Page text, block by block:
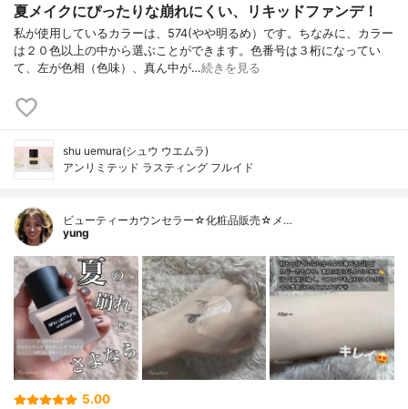
夏メイクにぴったりな崩れにくい、リキッドファンデ！
私が使用しているカラーは、574(やや明るめ）です。ちなみに、カラー
は２０色以上の中から選ぶことができます。色番号は３桁になってい
て、左が色相（色味）、真ん中が…続きを見る
shu uemura(シュウ ウエムラ)
アンリミテッド ラスティング フルイド
ビューティーカウンセラー☆化粧品販売☆メ…
yung
5.00